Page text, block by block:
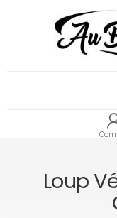
Loup